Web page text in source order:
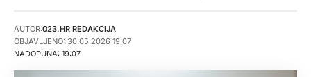
NADOPUNA: 19:07
AUTOR:023.HR REDAKCIJA
OBJAVLJENO: 30.05.2026 19:07